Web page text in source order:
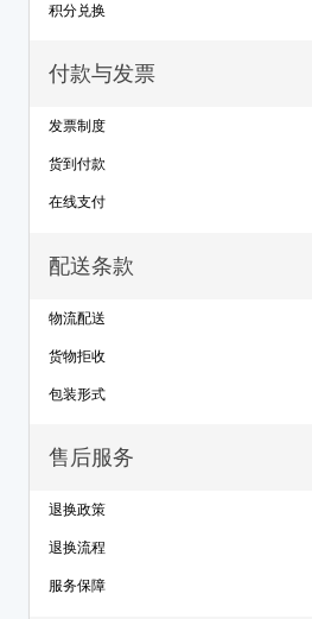
积分兑换
付款与发票
发票制度
货到付款
在线支付
配送条款
物流配送
货物拒收
包装形式
售后服务
退换政策
退换流程
服务保障